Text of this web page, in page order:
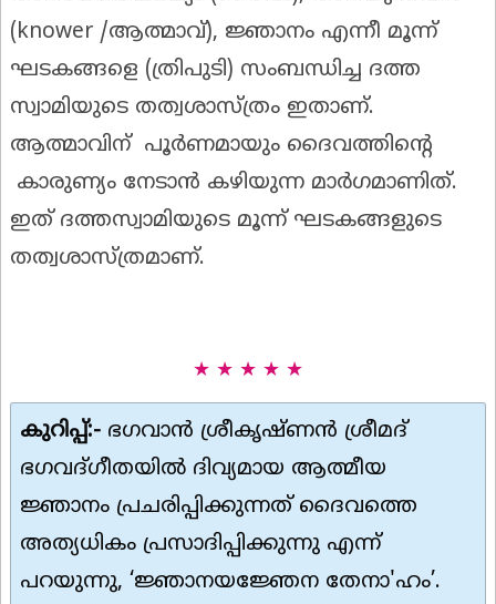
(knower /ആത്മാവ്), ജ്ഞാനം എന്നീ മൂന്ന്
ഘടകങ്ങളെ (ത്രിപുടി) സംബന്ധിച്ച ദത്ത
സ്വാമിയുടെ തത്വശാസ്ത്രം ഇതാണ്.
ആത്മാവിന് പൂർണമായും ദൈവത്തിന്റെ
കാരുണ്യം നേടാൻ കഴിയുന്ന മാർഗമാണിത്.
ഇത് ദത്തസ്വാമിയുടെ മൂന്ന് ഘടകങ്ങളുടെ
തത്വശാസ്ത്രമാണ്.
★ ★ ★ ★ ★
കുറിപ്പ്:- ഭഗവാൻ ശ്രീകൃഷ്ണൻ ശ്രീമദ്
ഭഗവദ്ഗീതയിൽ ദിവ്യമായ ആത്മീയ
ജ്ഞാനം പ്രചരിപ്പിക്കുന്നത് ദൈവത്തെ
അത്യധികം പ്രസാദിപ്പിക്കുന്നു എന്ന്
പറയുന്നു, ‘ജ്ഞാനയജ്ഞേന തേനാ'ഹം’.